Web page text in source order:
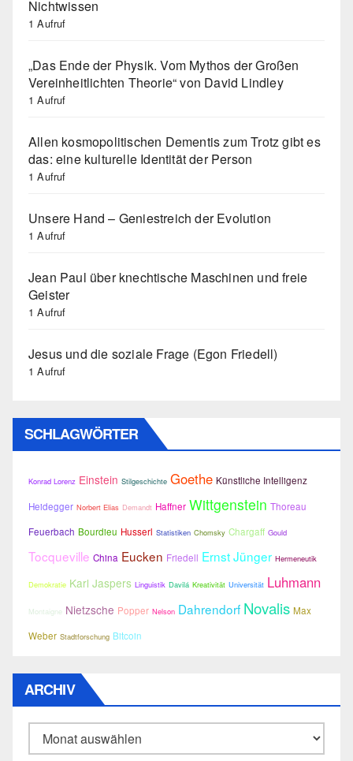
Nichtwissen
1 Aufruf
„Das Ende der Physik. Vom Mythos der Großen
Vereinheitlichten Theorie“ von David Lindley
1 Aufruf
Allen kosmopolitischen Dementis zum Trotz gibt es
das: eine kulturelle Identität der Person
1 Aufruf
Unsere Hand – Geniestreich der Evolution
1 Aufruf
Jean Paul über knechtische Maschinen und freie
Geister
1 Aufruf
Jesus und die soziale Frage (Egon Friedell)
1 Aufruf
SCHLAGWÖRTER
Konrad Lorenz Einstein Stilgeschichte Goethe Künstliche Intelligenz
Heidegger Norbert Elias Demandt Haffner Wittgenstein Thoreau
Feuerbach Bourdieu Husserl Statistiken Chomsky Chargaff Gould
Tocqueville China Eucken Friedell Ernst Jünger Hermeneutik
Demokratie Karl Jaspers Linguistik Davilá Kreativität Universität Luhmann
Montaigne Nietzsche Popper Nelson Dahrendorf Novalis Max
Weber Stadtforschung Bitcoin
ARCHIV
Archiv